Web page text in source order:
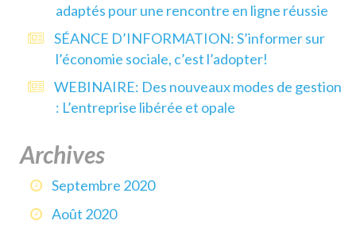
adaptés pour une rencontre en ligne réussie
SÉANCE D’INFORMATION: S’informer sur
l’économie sociale, c’est l’adopter!
WEBINAIRE: Des nouveaux modes de gestion
: L’entreprise libérée et opale
Archives
Septembre 2020
Août 2020